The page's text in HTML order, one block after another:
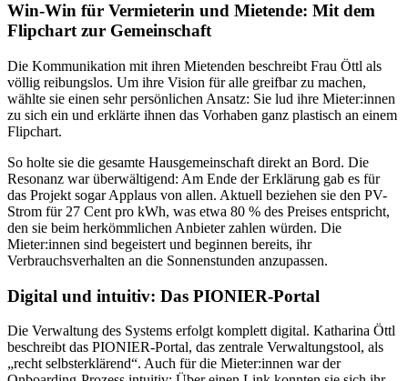
Win-Win für Vermieterin und Mietende: Mit dem
Flipchart zur Gemeinschaft
Die Kommunikation mit ihren Mietenden beschreibt Frau Öttl als
völlig reibungslos. Um ihre Vision für alle greifbar zu machen,
wählte sie einen sehr persönlichen Ansatz: Sie lud ihre Mieter:innen
zu sich ein und erklärte ihnen das Vorhaben ganz plastisch an einem
Flipchart.
So holte sie die gesamte Hausgemeinschaft direkt an Bord. Die
Resonanz war überwältigend: Am Ende der Erklärung gab es für
das Projekt sogar Applaus von allen. Aktuell beziehen sie den PV-
Strom für 27 Cent pro kWh, was etwa 80 % des Preises entspricht,
den sie beim herkömmlichen Anbieter zahlen würden. Die
Mieter:innen sind begeistert und beginnen bereits, ihr
Verbrauchsverhalten an die Sonnenstunden anzupassen.
Digital und intuitiv: Das PIONIER-Portal
Die Verwaltung des Systems erfolgt komplett digital. Katharina Öttl
beschreibt das PIONIER-Portal, das zentrale Verwaltungstool, als
„recht selbsterklärend“. Auch für die Mieter:innen war der